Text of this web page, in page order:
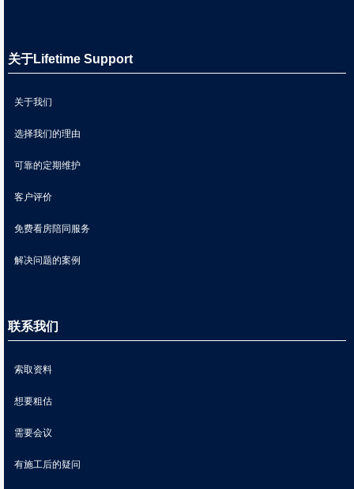
关于Lifetime Support
关于我们
选择我们的理由
可靠的定期维护
客户评价
免费看房陪同服务
解决问题的案例
联系我们
索取资料
想要粗估
需要会议
有施工后的疑问